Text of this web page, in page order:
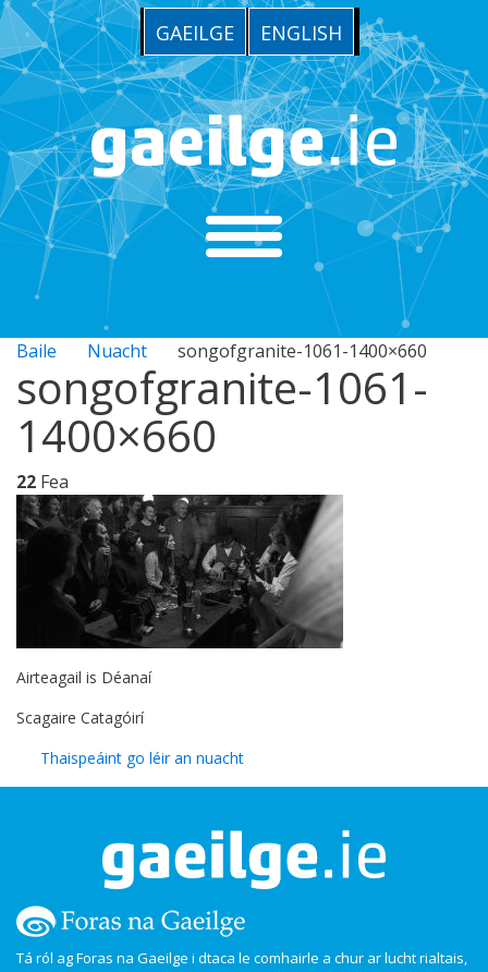
GAEILGE ENGLISH
Baile Nuacht songofgranite-1061-1400×660
songofgranite-1061-
1400×660
22 Fea
Airteagail is Déanaí
Scagaire Catagóirí
Thaispeáint go léir an nuacht
Tá ról ag Foras na Gaeilge i dtaca le comhairle a chur ar lucht rialtais,